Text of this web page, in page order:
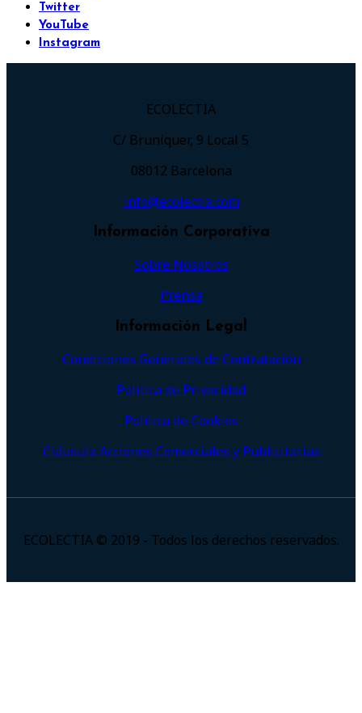
Twitter
YouTube
Instagram
ECOLECTIA
C/ Bruniquer, 9 Local 5
08012 Barcelona
info@ecolectia.com
Información Corporativa
Sobre Nosotros
Prensa
Información Legal
Condiciones Generales de Contratación
Política de Privacidad
Política de Cookies
Cláusula Acciones Comerciales y Publicitarias
ECOLECTIA © 2019 - Todos los derechos reservados.